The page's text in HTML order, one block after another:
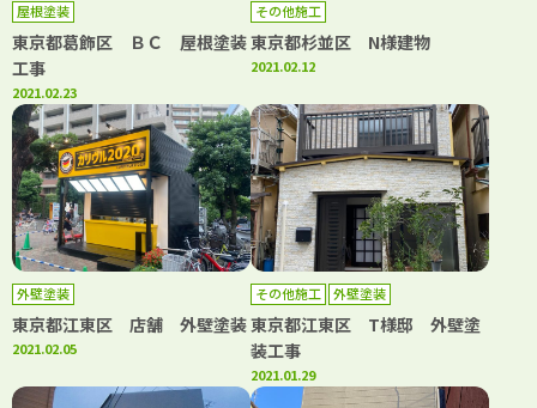
屋根塗装
東京都葛飾区 ＢＣ 屋根塗装
工事
2021.02.23
その他施工
東京都杉並区 N様建物
2021.02.12
外壁塗装
東京都江東区 店舗 外壁塗装
2021.02.05
その他施工 外壁塗装
東京都江東区 T様邸 外壁塗
装工事
2021.01.29